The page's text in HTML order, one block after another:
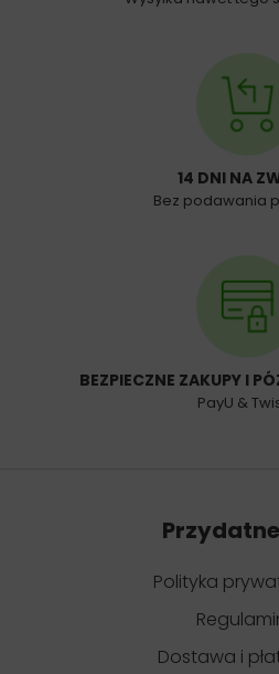
14 DNI NA
Bez podawania
BEZPIECZNE ZAKUPY I
PayU &
Polityka
Dostawa i